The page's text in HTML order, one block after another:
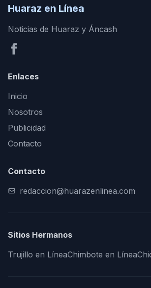
Huaraz en Línea
Noticias de Huaraz y Áncash
Enlaces
Inicio
Nosotros
Publicidad
Contacto
Contacto
redaccion@huarazenlinea.com
Sitios Hermanos
Trujillo en LíneaChimbote en Línea